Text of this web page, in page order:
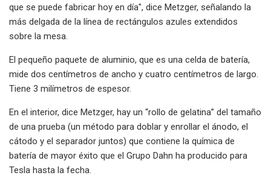
que se puede fabricar hoy en día", dice Metzger, señalando la
más delgada de la línea de rectángulos azules extendidos
sobre la mesa.
El pequeño paquete de aluminio, que es una celda de batería,
mide dos centímetros de ancho y cuatro centímetros de largo.
Tiene 3 milímetros de espesor.
En el interior, dice Metzger, hay un “rollo de gelatina” del tamaño
de una prueba (un método para doblar y enrollar el ánodo, el
cátodo y el separador juntos) que contiene la química de
batería de mayor éxito que el Grupo Dahn ha producido para
Tesla hasta la fecha.